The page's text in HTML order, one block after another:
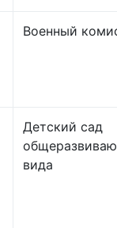
Военный
Детский сад
вида